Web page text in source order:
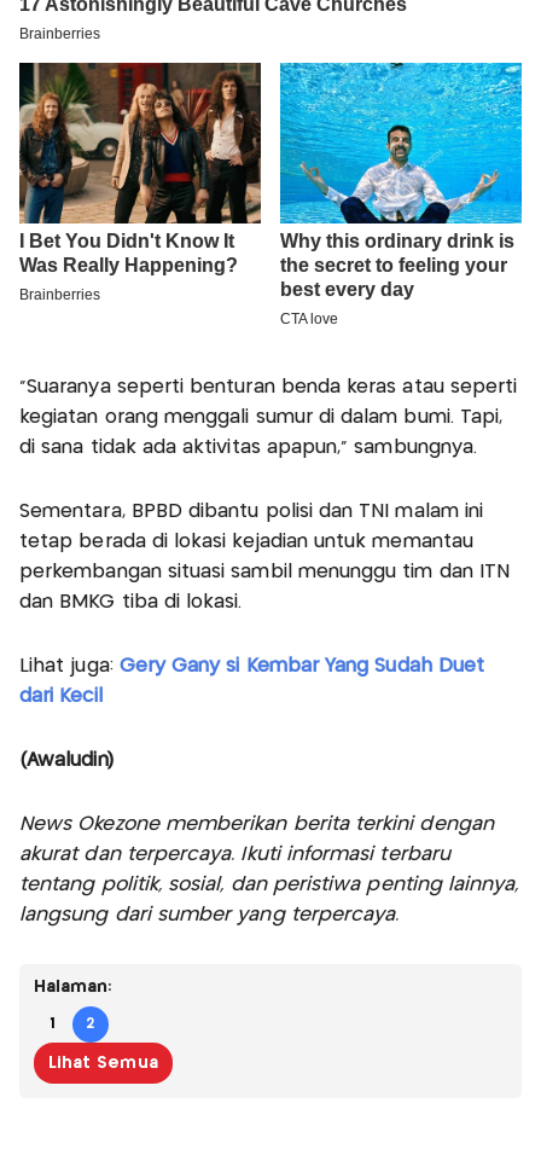
"Suaranya seperti benturan benda keras atau seperti
kegiatan orang menggali sumur di dalam bumi. Tapi,
di sana tidak ada aktivitas apapun," sambungnya.
Sementara, BPBD dibantu polisi dan TNI malam ini
tetap berada di lokasi kejadian untuk memantau
perkembangan situasi sambil menunggu tim dan ITN
dan BMKG tiba di lokasi.
Lihat juga: Gery Gany si Kembar Yang Sudah Duet
dari Kecil
(Awaludin)
News Okezone memberikan berita terkini dengan
akurat dan terpercaya. Ikuti informasi terbaru
tentang politik, sosial, dan peristiwa penting lainnya,
langsung dari sumber yang terpercaya.
Halaman:
1 2
Lihat Semua